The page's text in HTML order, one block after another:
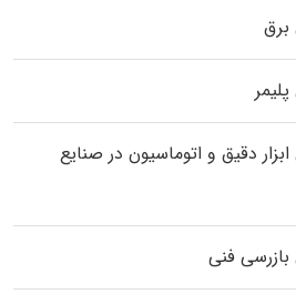
دقیق و اتوماسیون در صنایع
فنی